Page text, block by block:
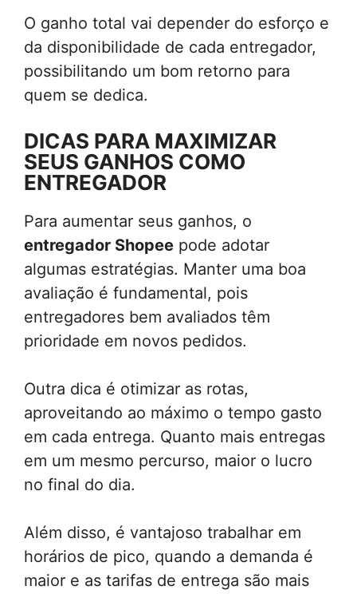
O ganho total vai depender do esforço e
da disponibilidade de cada entregador,
possibilitando um bom retorno para
quem se dedica.
DICAS PARA MAXIMIZAR
SEUS GANHOS COMO
ENTREGADOR
Para aumentar seus ganhos, o
entregador Shopee pode adotar
algumas estratégias. Manter uma boa
avaliação é fundamental, pois
entregadores bem avaliados têm
prioridade em novos pedidos.
Outra dica é otimizar as rotas,
aproveitando ao máximo o tempo gasto
em cada entrega. Quanto mais entregas
em um mesmo percurso, maior o lucro
no final do dia.
Além disso, é vantajoso trabalhar em
horários de pico, quando a demanda é
maior e as tarifas de entrega são mais